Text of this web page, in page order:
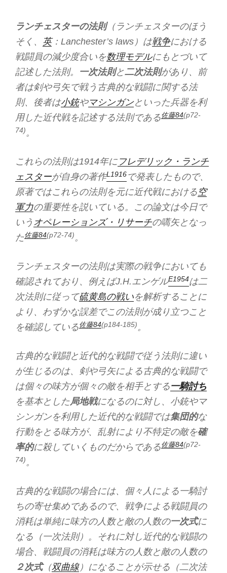
ランチェスターの法則（ランチェスターのほう
そく、 英：Lanchester’s laws）は戦争における
戦闘員の減少度合いを数理モデルにもとづいて
記述した法則。 一次法則と二次法則があり、前
者は剣や弓矢で戦う古典的な戦闘に関する法
則、後者は小銃やマシンガンといった兵器を利
用した近代戦を記述する法則である佐藤84(p72-
74) 。
これらの法則は1914年に フレデリック・ランチ
ェスターが自身の著作L1916 で発表したもので、
原著ではこれらの法則を元に近代戦における 空
軍力の重要性を説いている。この論文は今日で
いう オペレーションズ・リサーチの嚆矢となっ
た佐藤84(p72-74) 。
ランチェスターの法則は実際の戦争においても
確認されており、例えばJ.H.エンゲルE1954は二
次法則に従って硫黄島の戦いを解析することに
より、わずかな誤差でこの法則が成り立つこと
を確認している佐藤84(p184-185) 。
古典的な戦闘と近代的な戦闘で従う法則に違い
が生じるのは、剣や弓矢による古典的な戦闘で
は個々の味方が個々の敵を相手とする一騎討ち
を基本とした局地戦になるのに対し、小銃やマ
シンガンを利用した近代的な戦闘では集団的な
行動をとる味方が、乱射により不特定の敵を確
率的に殺していくものだからである佐藤84(p72-
74) 。
古典的な戦闘の場合には、個々人による一騎討
ちの寄せ集めであるので、戦争による戦闘員の
消耗は単純に味方の人数と敵の人数の一次式に
なる（一次法則）。それに対し近代的な戦闘の
場合、戦闘員の消耗は味方の人数と敵の人数の
２次式（双曲線）になることが示せる（二次法